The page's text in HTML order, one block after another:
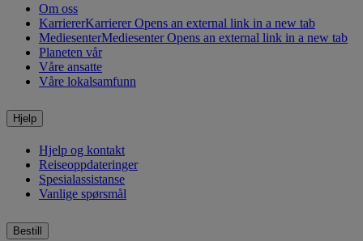
Om oss
KarriererKarrierer Opens an external link in a new tab
MediesenterMediesenter Opens an external link in a new tab
Planeten vår
Våre ansatte
Våre lokalsamfunn
Hjelp
Hjelp og kontakt
Reiseoppdateringer
Spesialassistanse
Vanlige spørsmål
Bestill